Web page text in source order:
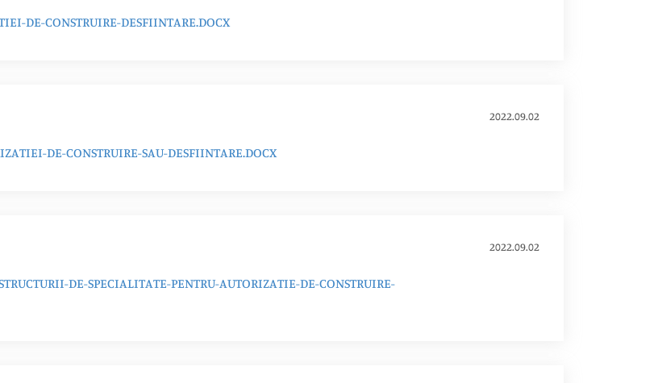
DE-CONSTRUIRE-DESFIINTARE.DOCX
2022.09.02
DE-CONSTRUIRE-SAU-DESFIINTARE.DOCX
2022.09.02
DE-SPECIALITATE-PENTRU-AUTORIZATIE-DE-CONSTRUIRE-